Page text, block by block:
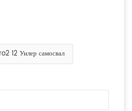
12 Уилер самосвал